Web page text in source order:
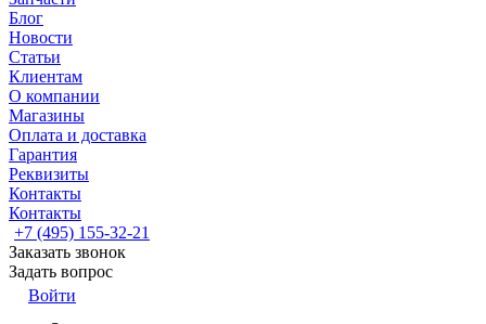
Блог
Новости
Статьи
Клиентам
О компании
Магазины
Оплата и доставка
Гарантия
Реквизиты
Контакты
Контакты
+7 (495) 155-32-21
Заказать звонок
Задать вопрос
Войти